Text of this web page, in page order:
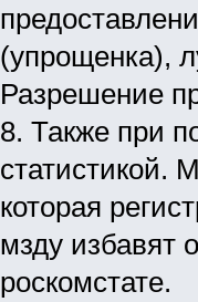
(упрощенка),
Разрешение
8. Также при
статистикой.
которая
мзду избавят
роскомстате.